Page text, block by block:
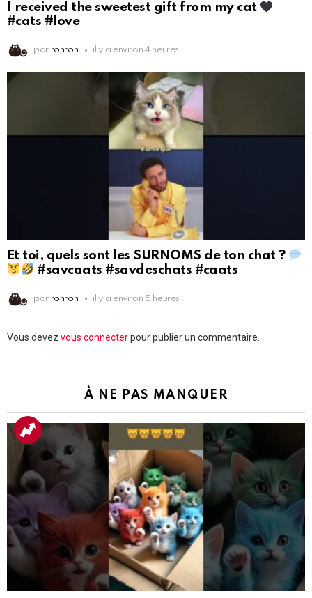
I received the sweetest gift from my cat
#cats #love
par ronron il y a environ 4 heures
Et toi, quels sont les SURNOMS de ton chat ?
#savcaats #savdeschats #caats
par ronron il y a environ 5 heures
Laisser
Vous devez vous connecterpour publier un commentaire.
À NE PAS MANQUER